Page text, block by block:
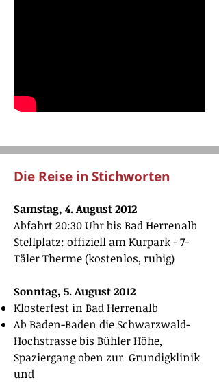
Die Reise in Stichworten
Samstag, 4. August 2012
Abfahrt 20:30 Uhr bis Bad Herrenalb
Stellplatz: offiziell am Kurpark - 7-
Täler Therme (kostenlos, ruhig)
Sonntag, 5. August 2012
Klosterfest in Bad Herrenalb
Ab Baden-Baden die Schwarzwald-
Hochstrasse bis Bühler Höhe,
Spaziergang oben zur Grundigklinik
und